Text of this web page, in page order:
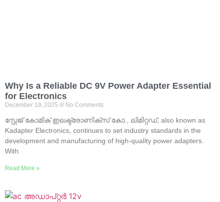
Why Is a Reliable DC 9V Power Adapter Essential
for Electronics
December 19, 2025 No Comments
സ്റ്റേജ് കോമിക് ഇലക്ട്രോണിക്സ് കോ., ലിമിറ്റഡ്, also known as
Kadapter Electronics continues to set industry standards in the
development and manufacturing of high-quality power adapters
With
Read More »